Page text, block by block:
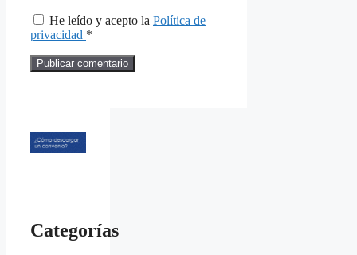
He leído y acepto la Política de
privacidad *
Categorías